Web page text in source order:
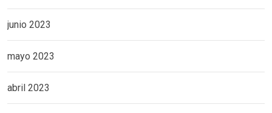
junio 2023
mayo 2023
abril 2023